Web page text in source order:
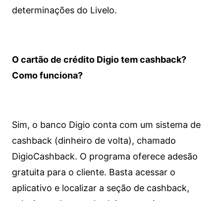
determinações do Livelo.
O cartão de crédito Digio tem cashback?
Como funciona?
Sim, o banco Digio conta com um sistema de
cashback (dinheiro de volta), chamado
DigioCashback. O programa oferece adesão
gratuita para o cliente. Basta acessar o
aplicativo e localizar a seção de cashback,